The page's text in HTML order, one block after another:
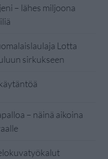
– lähes miljoona
Lotta
sirkukseen
– näinä aikoina